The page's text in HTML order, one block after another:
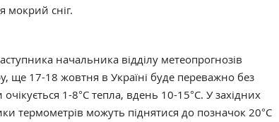
мокрий сніг.
начальника відділу метеопрогнозів
ще 17-18 жовтня в Україні буде переважно без
1-8°С тепла, вдень 10-15°С. У західних
термометрів можуть піднятися до позначок 20°С